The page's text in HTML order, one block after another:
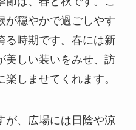
が穏やかで過ごしやす
る時期です。春には新
美しい装いをみせ、訪
しませてくれます。
が、広場には日陰や涼